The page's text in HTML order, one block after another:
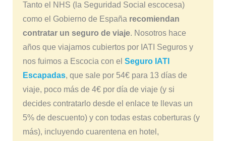
Tanto el NHS (la Seguridad Social escocesa)
como el Gobierno de España recomiendan
contratar un seguro de viaje. Nosotros hace
años que viajamos cubiertos por IATI Seguros y
nos fuimos a Escocia con el Seguro IATI
Escapadas, que sale por 54€ para 13 días de
viaje, poco más de 4€ por día de viaje (y si
decides contratarlo desde el enlace te llevas un
5% de descuento) y con todas estas coberturas (y
más), incluyendo cuarentena en hotel,